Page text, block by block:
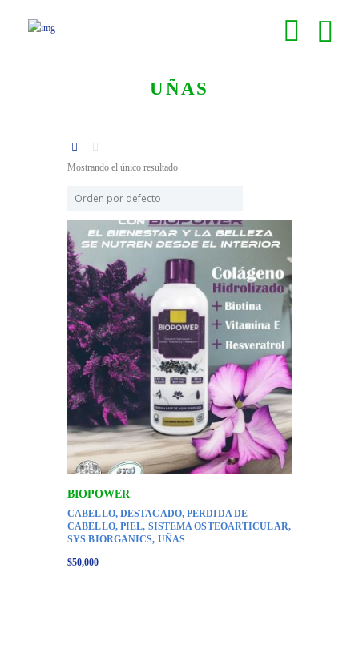
UÑAS
Mostrando el único resultado
BIOPOWER
CABELLO, DESTACADO,PERDIDA DE
CABELLO, PIEL, SISTEMA OSTEOARTICULAR,
SYS BIORGANICS, UÑAS
$50,000